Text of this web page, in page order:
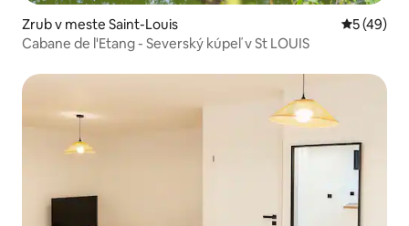
Zrub v meste Saint-Louis
5 (49)
Cabane de l'Etang - Severský kúpeľ v St LOUIS